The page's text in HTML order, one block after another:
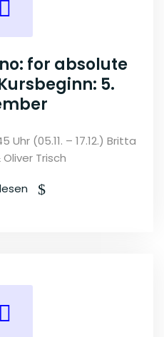
for absolute
5.
Uhr (05.11. – 17.12.) Britta
Trisch